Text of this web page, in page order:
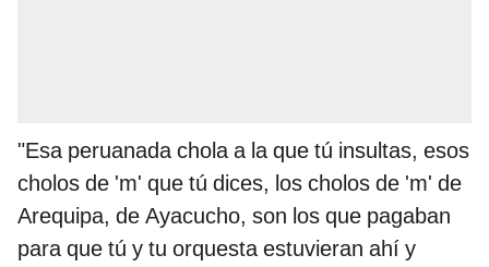
"Esa peruanada chola a la que tú insultas, esos
cholos de 'm' que tú dices, los cholos de 'm' de
Arequipa, de Ayacucho, son los que pagaban
para que tú y tu orquesta estuvieran ahí y